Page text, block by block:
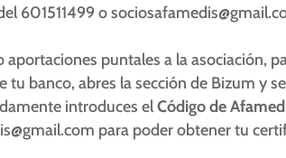
601511499 o
puntales a la asociación,
tu banco, abres la sección de Bizum y
introduces elCódigo de
para poder obtener tu